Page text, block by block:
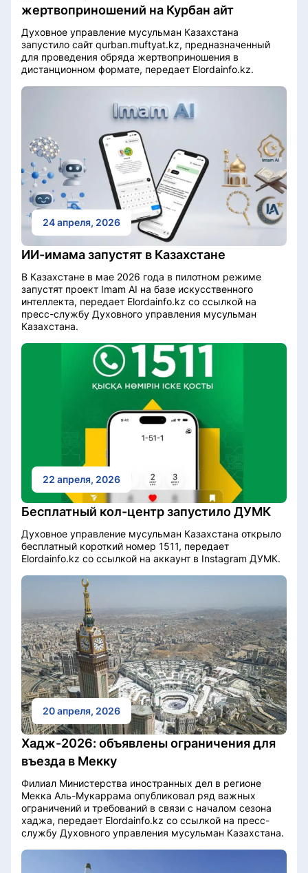
жертвоприношений на Курбан айт
Духовное управление мусульман Казахстана
запустило сайт qurban.muftyat.kz, предназначенный
для проведения обряда жертвоприношения в
дистанционном формате, передает Elordainfo.kz.
24 апреля, 2026
ИИ-имама запустят в Казахстане
В Казахстане в мае 2026 года в пилотном режиме
запустят проект Imam AI на базе искусственного
интеллекта, передает Elordainfo.kz со ссылкой на
пресс-службу Духовного управления мусульман
Казахстана.
22 апреля, 2026
Бесплатный кол-центр запустило ДУМК
Духовное управление мусульман Казахстана открыло
бесплатный короткий номер 1511, передает
Elordainfo.kz со ссылкой на аккаунт в Instagram ДУМК.
20 апреля, 2026
Хадж-2026: объявлены ограничения для
въезда в Мекку
Филиал Министерства иностранных дел в регионе
Мекка Аль-Мукаррама опубликовал ряд важных
ограничений и требований в связи с началом сезона
хаджа, передает Elordainfo.kz со ссылкой на пресс-
службу Духовного управления мусульман Казахстана.